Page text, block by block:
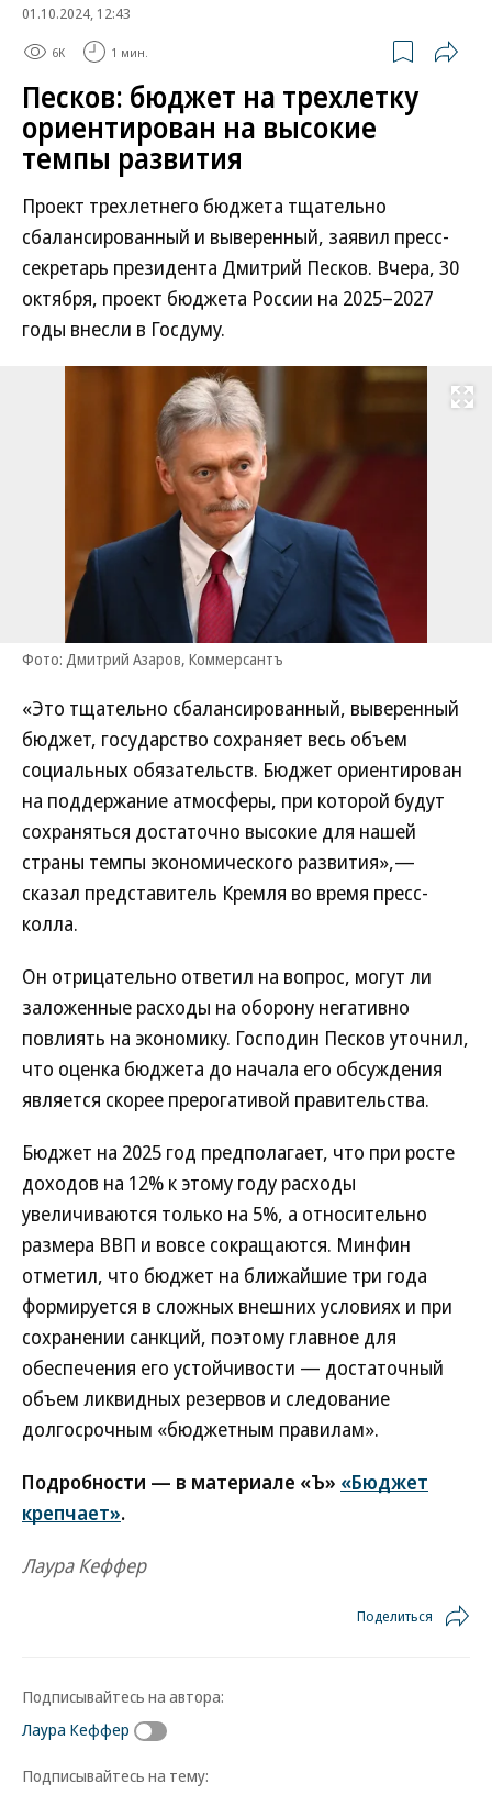
01.10.2024, 12:43
6K 1 мин.
Песков: бюджет на трехлетку
ориентирован на высокие
темпы развития
Проект трехлетнего бюджета тщательно
сбалансированный и выверенный, заявил пресс-
секретарь президента Дмитрий Песков. Вчера, 30
октября, проект бюджета России на 2025–2027
годы внесли в Госдуму.
Развернуть
Фото: Дмитрий Азаров, Коммерсантъ
«Это тщательно сбалансированный, выверенный
бюджет, государство сохраняет весь объем
социальных обязательств. Бюджет ориентирован
на поддержание атмосферы, при которой будут
сохраняться достаточно высокие для нашей
страны темпы экономического развития»,—
сказал представитель Кремля во время пресс-
колла.
Он отрицательно ответил на вопрос, могут ли
заложенные расходы на оборону негативно
повлиять на экономику. Господин Песков уточнил,
что оценка бюджета до начала его обсуждения
является скорее прерогативой правительства.
Бюджет на 2025 год предполагает, что при росте
доходов на 12% к этому году расходы
увеличиваются только на 5%, а относительно
размера ВВП и вовсе сокращаются. Минфин
отметил, что бюджет на ближайшие три года
формируется в сложных внешних условиях и при
сохранении санкций, поэтому главное для
обеспечения его устойчивости — достаточный
объем ликвидных резервов и следование
долгосрочным «бюджетным правилам».
Подробности — в материале «Ъ» «Бюджет
крепчает».
Лаура Кеффер
Поделиться
Подписывайтесь на автора:
Лаура Кеффер
Подписывайтесь на тему: